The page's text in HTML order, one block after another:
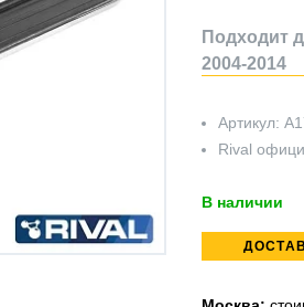
Подходит
2004-2014
Артикул:
Rival
В наличии